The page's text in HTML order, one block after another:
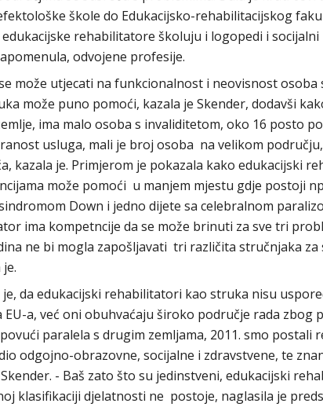
škole do Edukacijsko-rehabilitacijskog
edukacijske rehabilitatore školuju i logopedi i
odvojene profesije.
može utjecati na funkcionalnost i neovisnost osoba
može puno pomoći, kazala je Skender, dodavši
ima malo osoba s invaliditetom, oko 16 posto
usluga, mali je broj osoba na velikom
kazala je. Primjerom je pokazala kako edukacijski
može pomoći u manjem mjestu gdje postoji
Down i jedno dijete sa celebralnom
ima kompetncije da se može brinuti za sve tri
ne bi mogla zapošljavati tri različita stručnjaka za
je, da edukacijski rehabilitatori kao struka nisu
EU-a, već oni obuhvaćaju široko područje rada zbog
paralela s drugim zemljama, 2011. smo postali
odgojno-obrazovne, socijalne i zdravstvene, te
- Baš zato što su jedinstveni, edukacijski
klasifikaciji djelatnosti ne postoje, naglasila je